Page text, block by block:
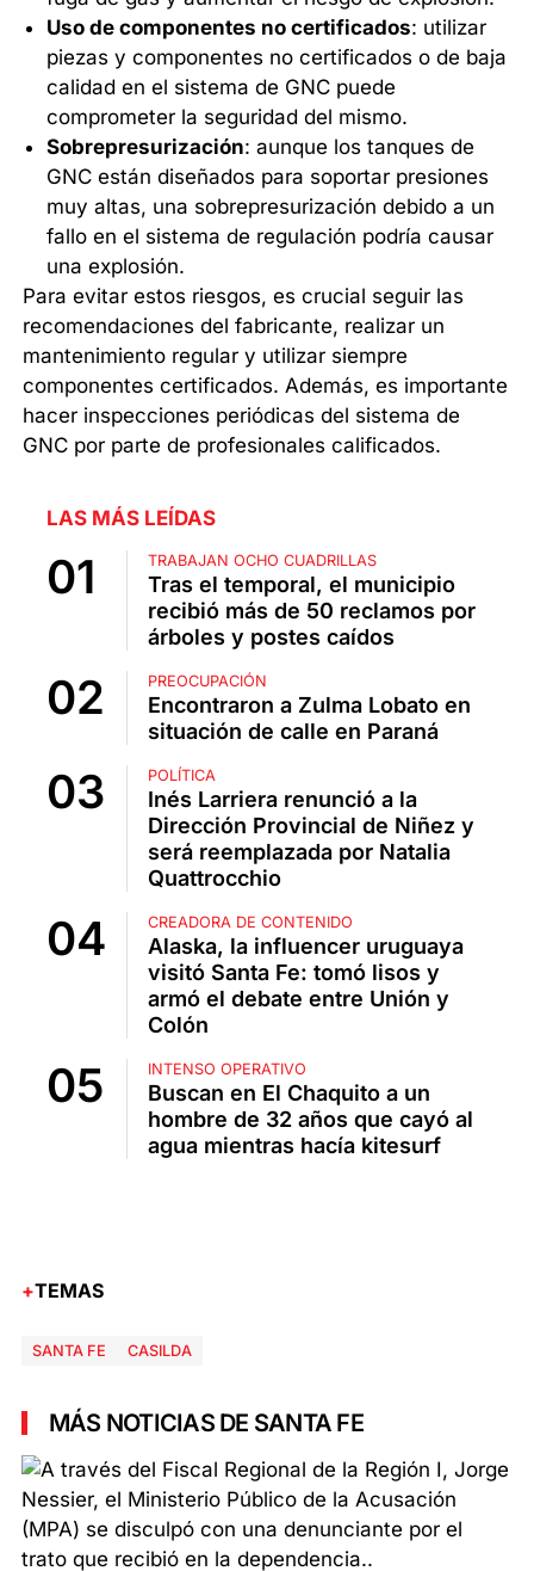
Uso de componentes no certificados: utilizar
piezas y componentes no certificados o de baja
calidad en el sistema de GNC puede
comprometer la seguridad del mismo.
Sobrepresurización: aunque los tanques de
GNC están diseñados para soportar presiones
muy altas, una sobrepresurización debido a un
fallo en el sistema de regulación podría causar
una explosión.
Para evitar estos riesgos, es crucial seguir las
recomendaciones del fabricante, realizar un
mantenimiento regular y utilizar siempre
componentes certificados. Además, es importante
hacer inspecciones periódicas del sistema de
GNC por parte de profesionales calificados.
LAS MÁS LEÍDAS
TRABAJAN OCHO CUADRILLAS
Tras el temporal, el municipio
recibió más de 50 reclamos por
árboles y postes caídos
PREOCUPACIÓN
Encontraron a Zulma Lobato en
situación de calle en Paraná
POLÍTICA
Inés Larriera renunció a la
Dirección Provincial de Niñez y
será reemplazada por Natalia
Quattrocchio
CREADORA DE CONTENIDO
Alaska, la influencer uruguaya
visitó Santa Fe: tomó lisos y
armó el debate entre Unión y
Colón
INTENSO OPERATIVO
Buscan en El Chaquito a un
hombre de 32 años que cayó al
agua mientras hacía kitesurf
TEMAS
SANTA FE CASILDA
MÁS NOTICIAS DE SANTA FE